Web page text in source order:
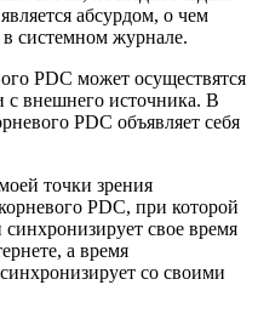
абсурдом, о чем
системном журнале.
PDC может осуществятся
с внешнего источника. В
PDC объявляет себя
точки зрения
PDC, при которой
свое время
а время
со своими